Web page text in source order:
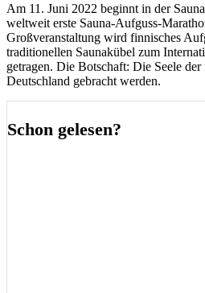
Am 11. Juni 2022 beginnt in der
weltweit erste Sauna-Aufguss-
Großveranstaltung wird finnisches
traditionellen Saunakübel zum
getragen. Die Botschaft: Die Seele
Deutschland gebracht werden.
Schon gelesen?